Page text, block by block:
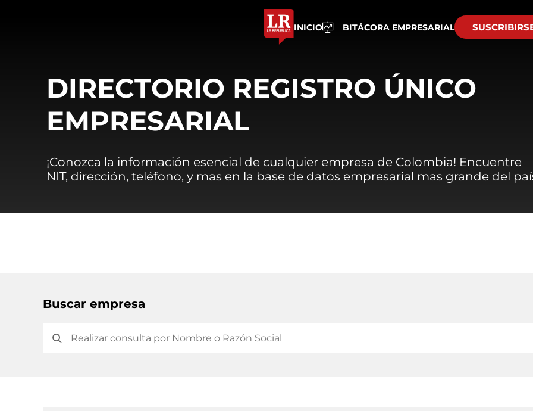
INICIO BITÁCORA EMPRESARIAL
DIRECTORIO REGISTRO ÚNICO
EMPRESARIAL
¡Conozca la información esencial de cualquier empresa de Colombia! Encuentre
NIT, dirección, teléfono, y mas en la base de datos empresarial mas grande del
Buscar empresa